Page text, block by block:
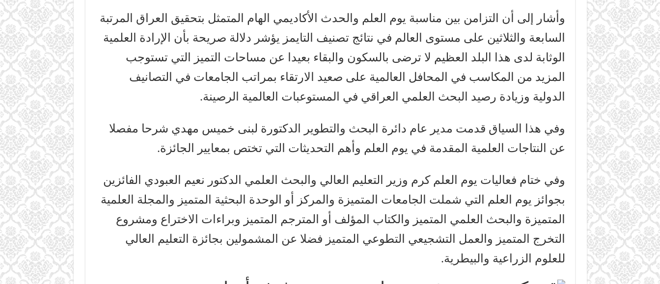
وأشار إلى أن التزامن بين مناسبة يوم العلم والحدث الأكاديمي الهام المتمثل بتحقيق العراق المرتبة
السابعة والثلاثين على مستوى العالم في نتائج تصنيف التايمز يؤشر دلالة صريحة بأن الإرادة العلمية
الوثابة لدى هذا البلد العظيم لا ترضى بالسكون والبقاء بعيدا عن مساحات التميز التي تستوجب
المزيد من المكاسب في المحافل العالمية على صعيد الارتقاء بمراتب الجامعات في التصانيف
الدولية وزيادة رصيد البحث العلمي العراقي في المستوعبات العالمية الرصينة.
وفي هذا السياق قدمت مدير عام دائرة البحث والتطوير الدكتورة لبنى خميس مهدي شرحا مفصلا
عن النتاجات العلمية المقدمة في يوم العلم وأهم التحديثات التي تختص بمعايير الجائزة.
وفي ختام فعاليات يوم العلم كرم وزير التعليم العالي والبحث العلمي الدكتور نعيم العبودي الفائزين
بجوائز يوم العلم التي شملت الجامعات المتميزة والمركز أو الوحدة البحثية المتميز والمجلة العلمية
المتميزة والبحث العلمي المتميز والكتاب المؤلف أو المترجم المتميز وبراءات الاختراع ومشروع
التخرج المتميز والعمل التشجيعي التطوعي المتميز فضلا عن المشمولين بجائزة التعليم العالي
للعلوم الزراعية والبيطرية.